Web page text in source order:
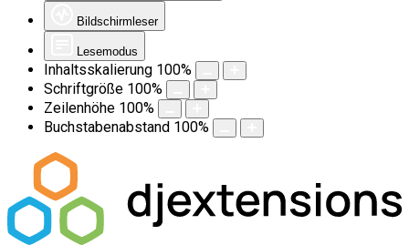
Bildschirmleser
Lesemodus
Inhaltsskalierung 100%
Schriftgröße 100%
Zeilenhöhe 100%
Buchstabenabstand 100%